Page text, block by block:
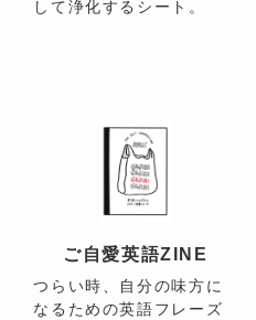
して浄化するシート。
ご自愛英語ZINE
つらい時、自分の味方に
なるための英語フレーズ